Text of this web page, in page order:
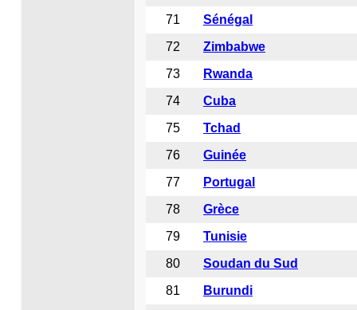
71
Sénégal
72
Zimbabwe
73
Rwanda
74
Cuba
75
Tchad
76
Guinée
77
Portuga
78
Grèce
79
Tunisie
80
Soudan du Sud
81
Burundi